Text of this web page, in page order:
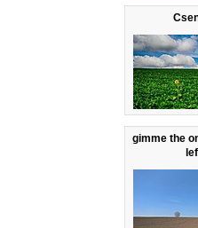
gimme the